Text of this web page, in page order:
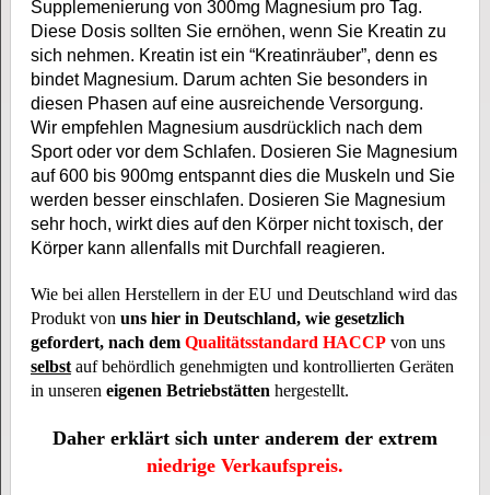
Supplemenierung von 300mg Magnesium pro Tag.
Diese Dosis sollten Sie ernöhen, wenn Sie Kreatin zu
sich nehmen. Kreatin ist ein “Kreatinräuber”, denn es
bindet Magnesium. Darum achten Sie besonders in
diesen Phasen auf eine ausreichende Versorgung.
Wir empfehlen Magnesium ausdrücklich nach dem
Sport oder vor dem Schlafen. Dosieren Sie Magnesium
auf 600 bis 900mg entspannt dies die Muskeln und Sie
werden besser einschlafen. Dosieren Sie Magnesium
sehr hoch, wirkt dies auf den Körper nicht toxisch, der
Körper kann allenfalls mit Durchfall reagieren.
Wie bei allen Herstellern in der EU und Deutschland wird das
Produkt von uns hier in Deutschland, wie gesetzlich
gefordert, nach dem Qualitätsstandard HACCPvon uns
selbstauf behördlich genehmigten und kontrollierten Geräten
in unseren eigenen Betriebstättenhergestellt.
Daher erklärt sich unter anderem der extrem
niedrige Verkaufspreis.